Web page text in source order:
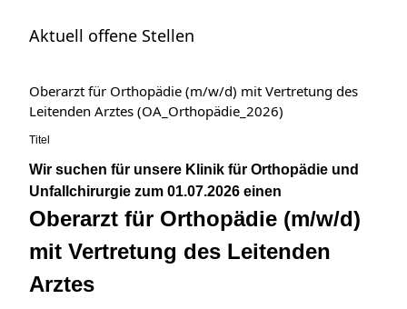
Aktuell offene Stellen
Oberarzt für Orthopädie (m/w/d) mit Vertretung des
Leitenden Arztes (OA_Orthopädie_2026)
Titel
Wir suchen für unsere Klinik für Orthopädie und
Unfallchirurgie zum 01.07.2026 einen
Oberarzt für Orthopädie (m/w/d)
mit Vertretung des Leitenden
Arztes